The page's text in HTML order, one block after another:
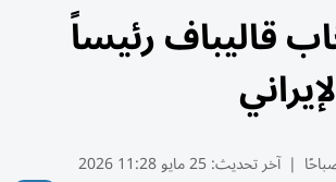
قاليباف رئيساً
| آخر تحديث:25 مايو 11:28 2026